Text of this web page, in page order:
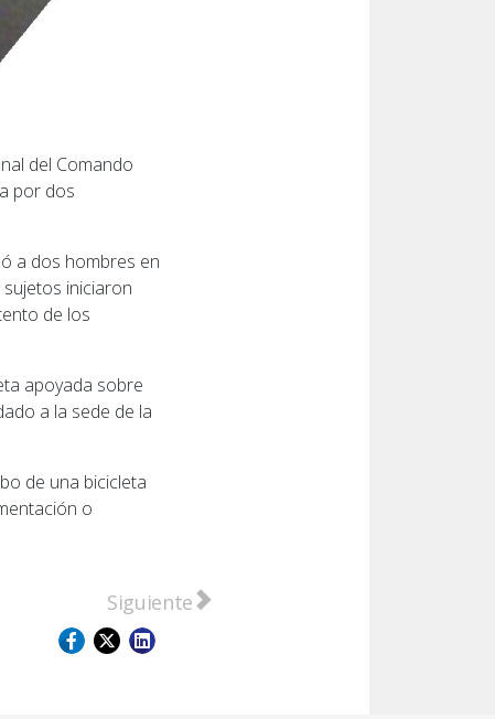
del Comando
por dos
a dos hombres en
iniciaron
de los
apoyada sobre
a la sede de la
de una bicicleta
o
5.0" no logra frenar el colapso logístico
Artículo siguiente: San Lorenzo: La
Siguiente